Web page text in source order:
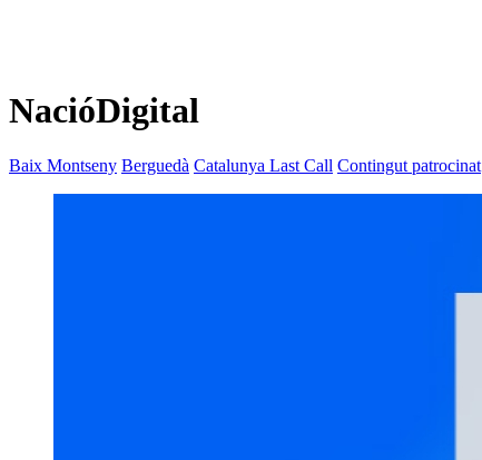
NacióDigital
Baix Montseny Berguedà Catalunya Last Call Contingut patrocinat